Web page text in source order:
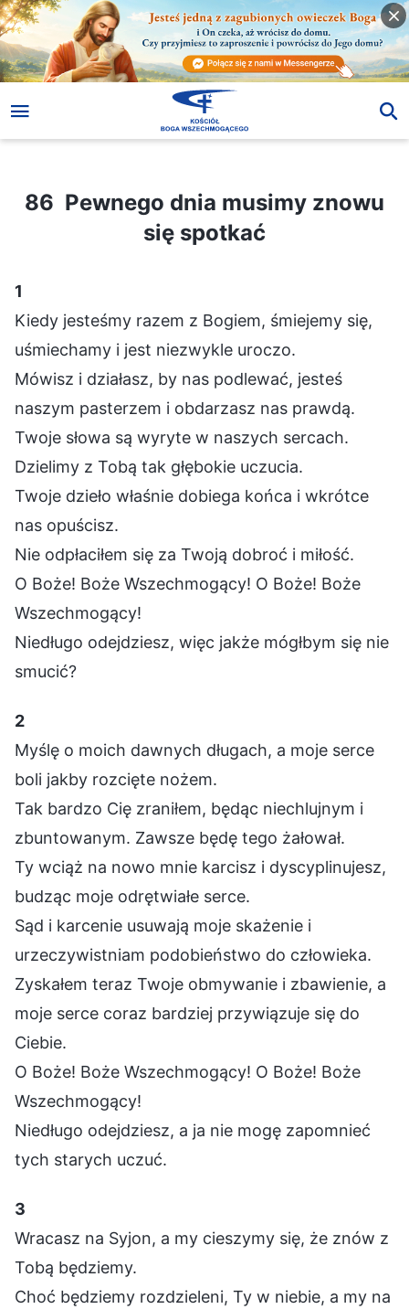
86 Pewnego dnia musimy znowu się spotkać
86 Pewnego dnia musimy znowu
się spotkać
1
Kiedy jesteśmy razem z Bogiem, śmiejemy się,
uśmiechamy i jest niezwykle uroczo.
Mówisz i działasz, by nas podlewać, jesteś
naszym pasterzem i obdarzasz nas prawdą.
Twoje słowa są wyryte w naszych sercach.
Dzielimy z Tobą tak głębokie uczucia.
Twoje dzieło właśnie dobiega końca i wkrótce
nas opuścisz.
Nie odpłaciłem się za Twoją dobroć i miłość.
O Boże! Boże Wszechmogący! O Boże! Boże
Wszechmogący!
Niedługo odejdziesz, więc jakże mógłbym się nie
smucić?
2
Myślę o moich dawnych długach, a moje serce
boli jakby rozcięte nożem.
Tak bardzo Cię zraniłem, będąc niechlujnym i
zbuntowanym. Zawsze będę tego żałował.
Ty wciąż na nowo mnie karcisz i dyscyplinujesz,
budząc moje odrętwiałe serce.
Sąd i karcenie usuwają moje skażenie i
urzeczywistniam podobieństwo do człowieka.
Zyskałem teraz Twoje obmywanie i zbawienie, a
moje serce coraz bardziej przywiązuje się do
Ciebie.
O Boże! Boże Wszechmogący! O Boże! Boże
Wszechmogący!
Niedługo odejdziesz, a ja nie mogę zapomnieć
tych starych uczuć.
3
Wracasz na Syjon, a my cieszymy się, że znów z
Tobą będziemy.
Choć będziemy rozdzieleni, Ty w niebie, a my na